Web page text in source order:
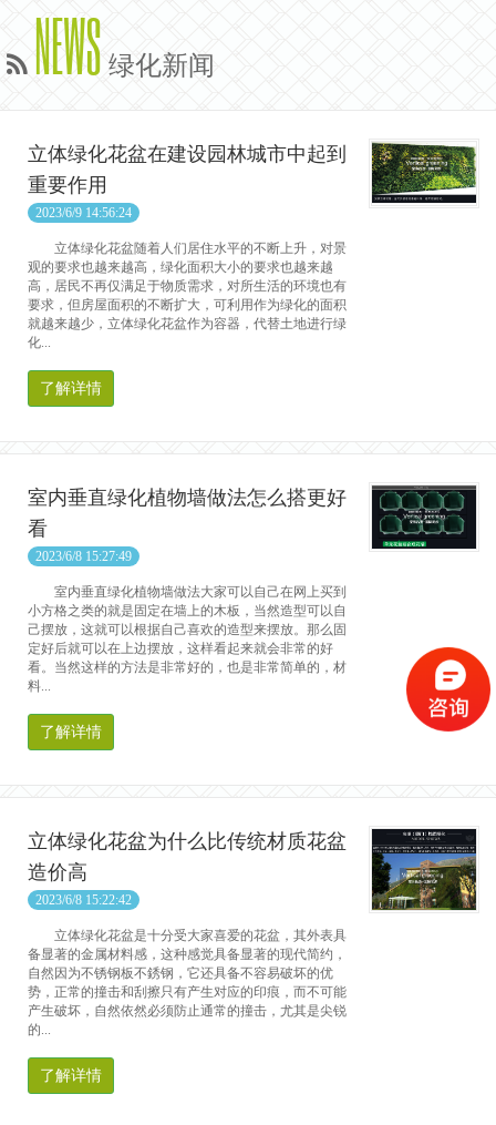
NEWS 绿化新闻
立体绿化花盆在建设园林城市中起到
重要作用
2023/6/9 14:56:24
立体绿化花盆随着人们居住水平的不断上升，对景
观的要求也越来越高，绿化面积大小的要求也越来越
高，居民不再仅满足于物质需求，对所生活的环境也有
要求，但房屋面积的不断扩大，可利用作为绿化的面积
就越来越少，立体绿化花盆作为容器，代替土地进行绿
化...
了解详情
室内垂直绿化植物墙做法怎么搭更好
看
2023/6/8 15:27:49
室内垂直绿化植物墙做法大家可以自己在网上买到
小方格之类的就是固定在墙上的木板，当然造型可以自
己摆放，这就可以根据自己喜欢的造型来摆放。那么固
定好后就可以在上边摆放，这样看起来就会非常的好
看。当然这样的方法是非常好的，也是非常简单的，材
料...
了解详情
立体绿化花盆为什么比传统材质花盆
造价高
2023/6/8 15:22:42
立体绿化花盆是十分受大家喜爱的花盆，其外表具
备显著的金属材料感，这种感觉具备显著的现代简约，
自然因为不锈钢板不銹钢，它还具备不容易破坏的优
势，正常的撞击和刮擦只有产生对应的印痕，而不可能
产生破坏，自然依然必须防止通常的撞击，尤其是尖锐
的...
了解详情